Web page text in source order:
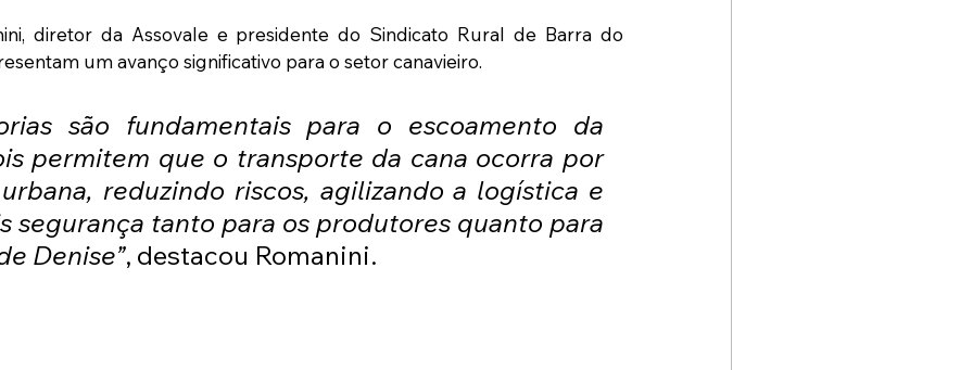
diretor da Assovale e presidente do Sindicato Rural de Barra do
um avanço significativo para o setor canavieiro.
são fundamentais para o escoamento da
permitem que o transporte da cana ocorra por
reduzindo riscos, agilizando a logística e
segurança tanto para os produtores quanto para
Denise”, destacou Romanini.